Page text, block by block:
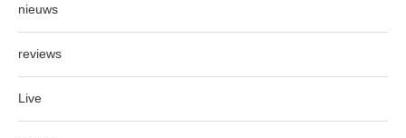
nieuws
reviews
Live